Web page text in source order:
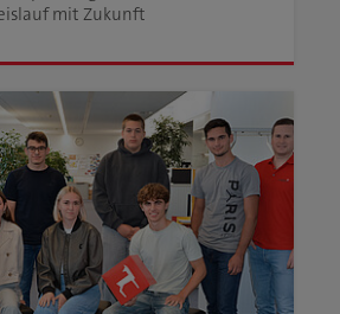
mit Zukunft